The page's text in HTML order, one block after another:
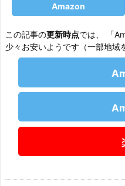
Amazon
この記事の更新時点では、 「
少々お安いようです（一部地域